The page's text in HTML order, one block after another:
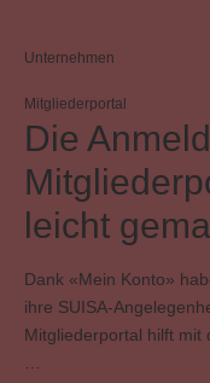
Unternehmen
Mitgliederportal
Die
leicht
Dank «Mein Konto»
ihre SUISA-
Mitgliederportal hilft mit
…